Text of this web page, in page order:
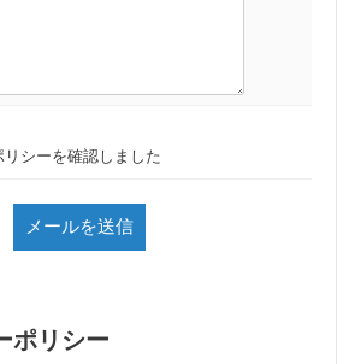
シーを確認しました
ポリシー